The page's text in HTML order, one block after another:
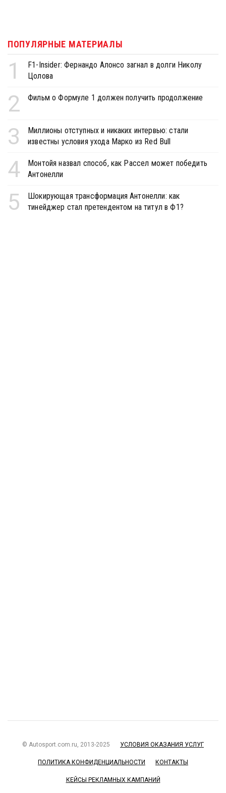
ПОПУЛЯРНЫЕ МАТЕРИАЛЫ
1
F1-Insider: Фернандо Алонсо загнал в долги Николу
Цолова
2 Фильм о Формуле 1 должен получить продолжение
3
Миллионы отступных и никаких интервью: стали
известны условия ухода Марко из Red Bull
4
Монтойя назвал способ, как Рассел может победить
Антонелли
5
Шокирующая трансформация Антонелли: как
тинейджер стал претендентом на титул в Ф1?
© Autosport.com.ru, 2013-2025 УСЛОВИЯ ОКАЗАНИЯ УСЛУГ
ПОЛИТИКА КОНФИДЕНЦИАЛЬНОСТИ КОНТАКТЫ
КЕЙСЫ РЕКЛАМНЫХ КАМПАНИЙ